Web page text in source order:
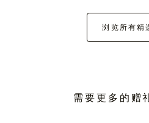
浏览所有精
需要更多的赠